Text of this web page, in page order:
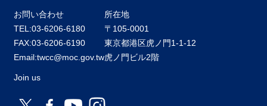
お問い合わせ
TEL:03-6206-6180
FAX:03-6206-6190
Email:twcc@moc.gov.tw
所在地
〒105-0001
東京都港区虎ノ門1-1-12
虎ノ門ビル2階
Join us